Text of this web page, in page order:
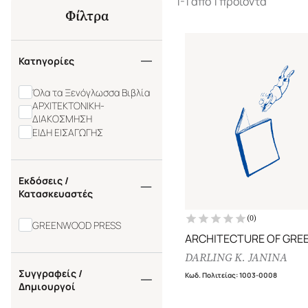
Φίλτρα
Κατηγορίες
Όλα τα Ξενόγλωσσα Βιβλία
ΑΡΧΙΤΕΚΤΟΝΙΚΗ-
ΔΙΑΚΟΣΜΗΣΗ
ΕΙΔΗ ΕΙΣΑΓΩΓΗΣ
Εκδόσεις /
Κατασκευαστές
GREENWOOD PRESS
Συγγραφείς /
Δημιουργοί
(0)
ARCHITECTURE OF
DARLING K. JANINA
Κωδ. Πολιτείας:1003-0008